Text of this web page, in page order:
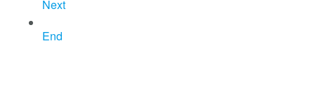
Next
End